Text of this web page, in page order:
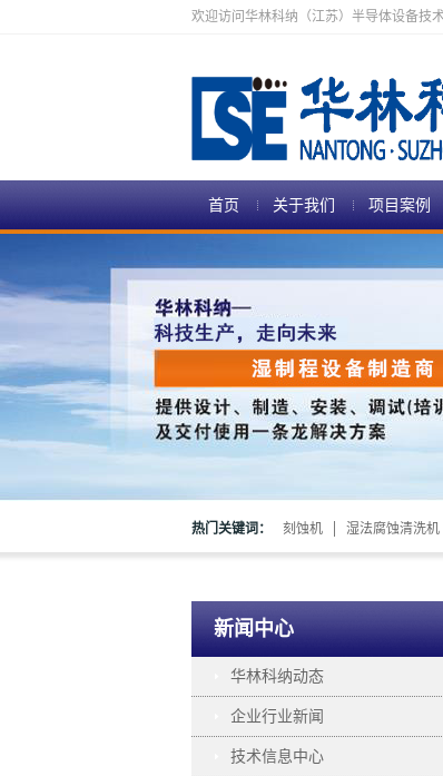
欢迎访问华林科纳（江苏）半导体设备技
首页 关于我们 项目案例
热门关键词： 刻蚀机 湿法腐蚀清洗机
新闻中心
华林科纳动态
企业行业新闻
技术信息中心